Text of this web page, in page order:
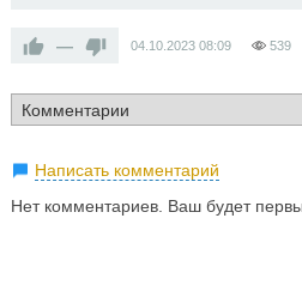
— 04.10.2023 08:09 539
Написать комментарий
Нет комментариев. Ваш будет